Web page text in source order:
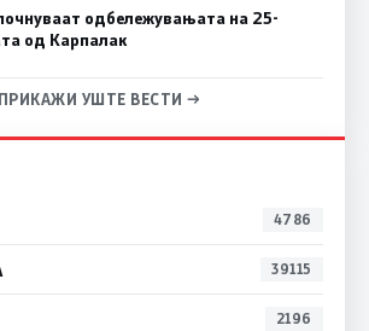
одбележувањата на 25-
од Карпалак
ПРИКАЖИ УШТЕ ВЕСТИ →
4786
39115
2196